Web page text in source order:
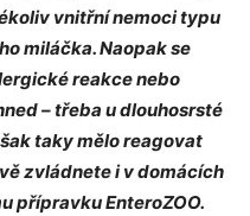
vnitřní nemoci typu
miláčka. Naopak se
reakce nebo
– třeba u dlouhosrsté
taky mělo reagovat
zvládnete i v domácích
přípravkuEnteroZOO.